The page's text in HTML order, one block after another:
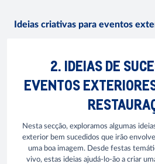
Ideias criativas para eventos
2. IDEIAS DE
EVENTOS
Nesta secção, exploramos algumas
exterior bem sucedidos que irão
uma boa imagem. Desde festas
vivo, estas ideias ajudá-lo-ão a criar